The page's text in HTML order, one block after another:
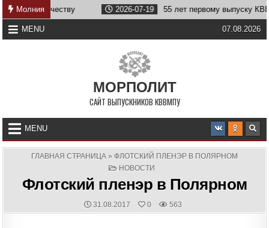
Skip
to
content
Молния
Отечеству 2026-07-19 55 лет первому выпуску КВВМПУ
MENU 07.08.2026
МОРПОЛИТ
САЙТ ВЫПУСКНИКОВ КВВМПУ
MENU
ГЛАВНАЯ СТРАНИЦА » ФЛОТСКИЙ ПЛЕНЭР В ПОЛЯРНОМ
POSTED
НОВОСТИ
Флотский пленэр в Полярном
PUBLISHED
DATE:
31.08.2017 0 563